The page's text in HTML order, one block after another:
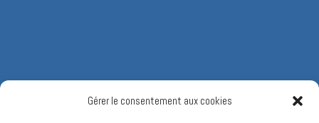
Gérer le consentement aux cookies